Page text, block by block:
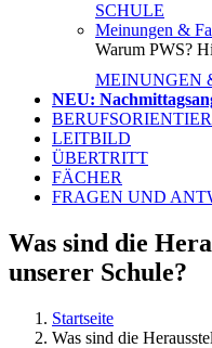
SCHULE
Meinungen &
Warum PWS?
MEINUNGEN
NEU:
LEITBILD
ÜBERTRITT
FÄCHER
FRAGEN UND
Was sind die
unserer Schule?
Startseite
Was sind die